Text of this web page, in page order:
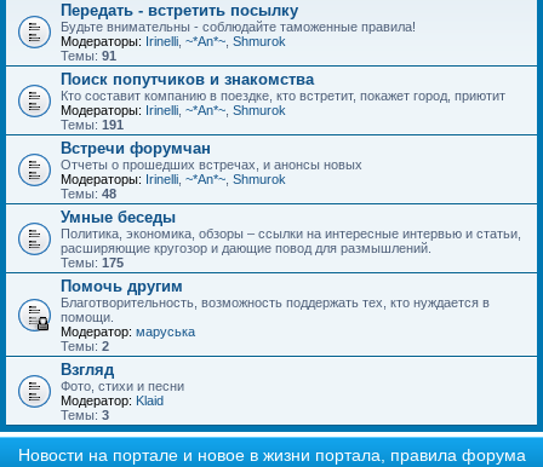
Передать - встретить посылку
Будьте внимательны - соблюдайте таможенные правила!
Модераторы: Irinelli ~*An*~ Shmurok
Темы: 91
Поиск попутчиков и знакомства
Кто составит компанию в поездке, кто встретит, покажет город, приютит
Модераторы: Irinelli ~*An*~ Shmurok
Темы: 191
Встречи форумчан
Отчеты о прошедших встречах, и анонсы новых
Модераторы: Irinelli ~*An*~ Shmurok
Темы: 48
Умные беседы
Политика, экономика, обзоры – ссылки на интересные интервью и статьи,
расширяющие кругозор и дающие повод для размышлений.
Темы: 175
Помочь другим
Благотворительность, возможность поддержать тех, кто нуждается в
помощи.
Модератор: маруська
Темы: 2
Взгляд
Фото, стихи и песни
Модератор: Klaid
Темы: 3
Новости на портале и новое в жизни портала, правила форума